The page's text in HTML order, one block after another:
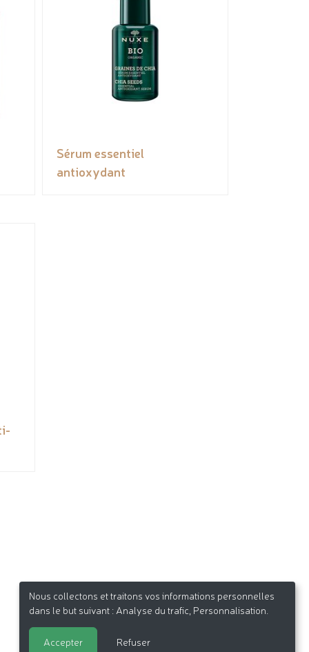
Sérum essentiel
antioxydant
Nous collectons et traitons vos informations personnelles
dans le but suivant : Analyse du trafic, Personnalisation
Accepter Refuser